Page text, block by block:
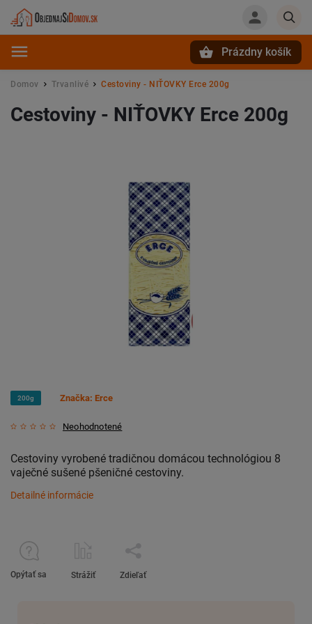
Prázdny košík
Domov / Trvanlivé / Cestoviny - NIŤOVKY Erce 200g
Cestoviny - NIŤOVKY Erce 200g
200g
Neohodnotené
Značka: Erce
Cestoviny vyrobené tradičnou domácou technológiou 8
vaječné sušené pšeničné cestoviny.
Detailné informácie
Opýtať sa Strážiť Zdieľať